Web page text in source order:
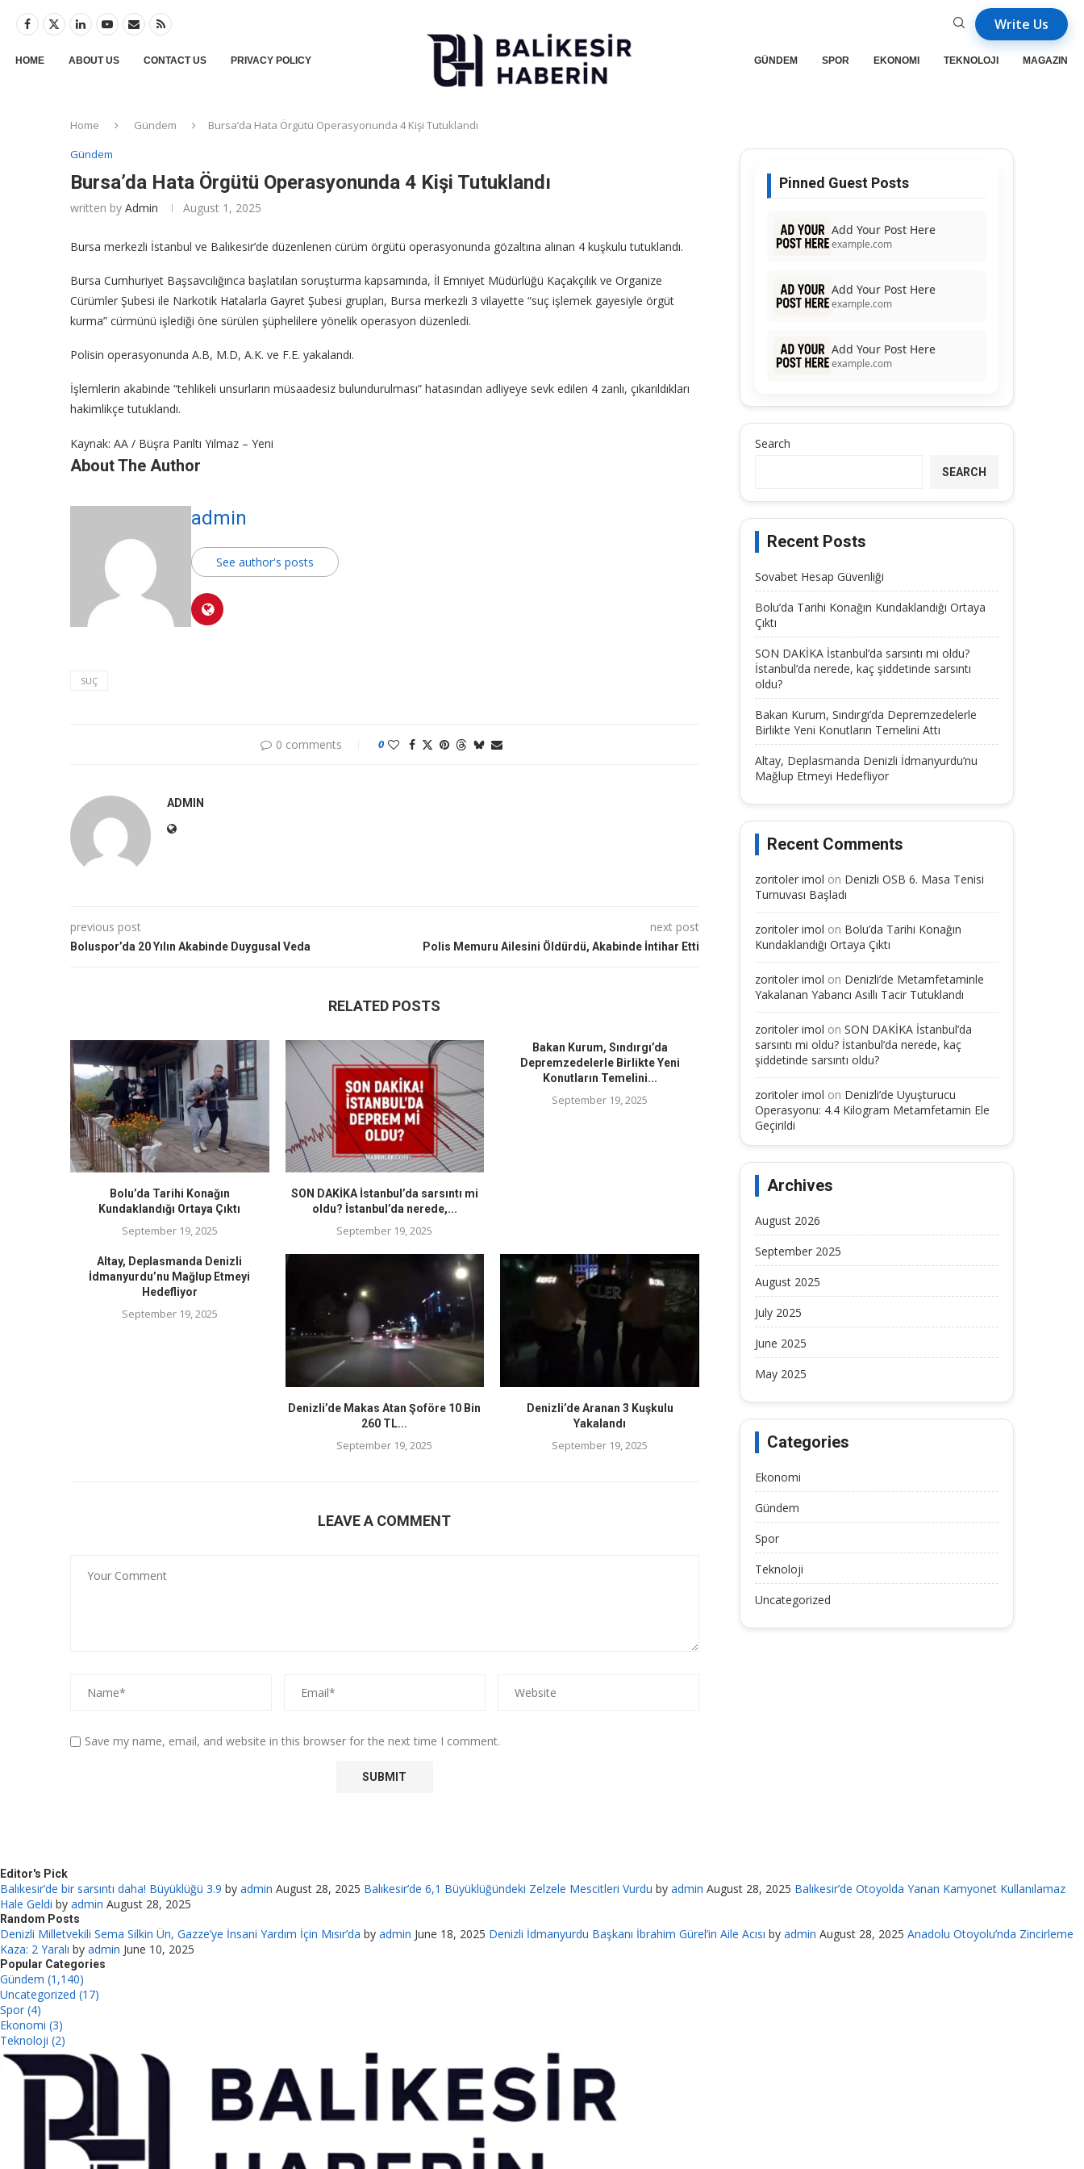
Write Us
HOME ABOUT US CONTACT US PRIVACY POLICY GÜNDEM SPOR EKONOMI TEKNOLOJI MAGAZIN
Home Gündem
Bursa’da Hata Örgütü Operasyonunda 4 Kişi Tutuklandı
Gündem
Bursa’da Hata Örgütü Operasyonunda 4 Kişi Tutuklandı
written by Admin August 1, 2025
Bursa merkezli İstanbul ve Balıkesir’de düzenlenen cürüm örgütü operasyonunda gözaltına alınan 4 kuşkulu tutuklandı.
Bursa Cumhuriyet Başsavcılığınca başlatılan soruşturma kapsamında, İl Emniyet Müdürlüğü Kaçakçılık ve Organize
Cürümler Şubesi ile Narkotik Hatalarla Gayret Şubesi grupları, Bursa merkezli 3 vilayette “suç işlemek gayesiyle örgüt
kurma” cürmünü işlediği öne sürülen şüphelilere yönelik operasyon düzenledi.
Polisin operasyonunda A.B, M.D, A.K. ve F.E. yakalandı.
İşlemlerin akabinde “tehlikeli unsurların müsaadesiz bulundurulması” hatasından adliyeye sevk edilen 4 zanlı, çıkarıldıkları
hakimlikçe tutuklandı.
Kaynak: AA / Büşra Parıltı Yılmaz – Yeni
About The Author
admin
See author's posts
SUÇ
0 comments 0
ADMIN
previous post
Boluspor’da 20 Yılın Akabinde Duygusal Veda
next post
Polis Memuru Ailesini Öldürdü, Akabinde İntihar Etti
RELATED POSTS
Bolu’da Tarihi Konağın
Kundaklandığı Ortaya Çıktı
September 19, 2025
SON DAKİKA İstanbul’da sarsıntı mi
oldu? İstanbul’da nerede,...
September 19, 2025
Bakan Kurum, Sındırgı’da
Depremzedelerle Birlikte Yeni
Konutların Temelini...
September 19, 2025
Altay, Deplasmanda Denizli
İdmanyurdu’nu Mağlup Etmeyi
Hedefliyor
September 19, 2025
Denizli’de Makas Atan Şoföre 10 Bin
260 TL...
September 19, 2025
Denizli’de Aranan 3 Kuşkulu
Yakalandı
September 19, 2025
LEAVE A COMMENT
Save my name, email, and website in this browser for the next time I comment.
Pinned Guest Posts
Add Your Post Here
example.com
Add Your Post Here
example.com
Add Your Post Here
example.com
Search
SEARCH
Recent Posts
Sovabet Hesap Güvenliği
Bolu’da Tarihi Konağın Kundaklandığı Ortaya
Çıktı
SON DAKİKA İstanbul’da sarsıntı mi oldu?
İstanbul’da nerede, kaç şiddetinde sarsıntı
oldu?
Bakan Kurum, Sındırgı’da Depremzedelerle
Birlikte Yeni Konutların Temelini Attı
Altay, Deplasmanda Denizli İdmanyurdu’nu
Mağlup Etmeyi Hedefliyor
Recent Comments
zoritoler imol on Denizli OSB 6. Masa Tenisi
Turnuvası Başladı
zoritoler imol on Bolu’da Tarihi Konağın
Kundaklandığı Ortaya Çıktı
zoritoler imol on Denizli’de Metamfetaminle
Yakalanan Yabancı Asıllı Tacir Tutuklandı
zoritoler imol on SON DAKİKA İstanbul’da
sarsıntı mi oldu? İstanbul’da nerede, kaç
şiddetinde sarsıntı oldu?
zoritoler imol on Denizli’de Uyuşturucu
Operasyonu: 4.4 Kilogram Metamfetamin Ele
Geçirildi
Archives
August 2026
September 2025
August 2025
July 2025
June 2025
May 2025
Categories
Ekonomi
Gündem
Spor
Teknoloji
Uncategorized
Editor's Pick
Balıkesir’de bir sarsıntı daha! Büyüklüğü 3.9 by admin August 28, 2025 Balıkesir’de 6,1 Büyüklüğündeki Zelzele Mescitleri Vurdu by admin August 28, 2025 Balıkesir’de Otoyolda Yanan Kamyonet Kullanılamaz
Hale Geldi by admin August 28, 2025
Random Posts
Denizli Milletvekili Sema Silkin Ün, Gazze’ye İnsani Yardım İçin Mısır’da by admin June 18, 2025 Denizli İdmanyurdu Başkanı İbrahim Gürel’in Aile Acısı by admin August 28, 2025 Anadolu Otoyolu’nda Zincirleme
Kaza: 2 Yaralı by admin June 10, 2025
Popular Categories
Gündem (1,140)
Uncategorized (17)
Spor (4)
Ekonomi (3)
Teknoloji (2)